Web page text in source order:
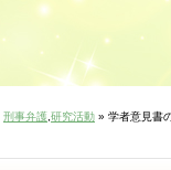
刑事弁護 研究活動 » 学者意見書